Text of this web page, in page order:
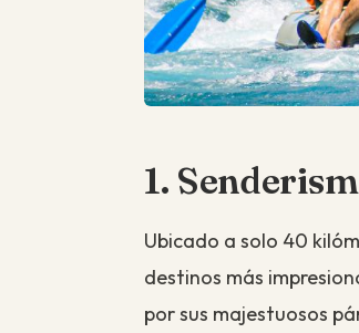
1.
Ubicado a solo 40
destinos más
por sus majestuosos